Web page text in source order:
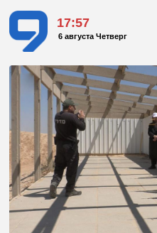
17:57
6 августа Четверг